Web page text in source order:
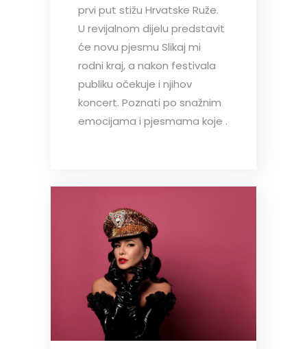
prvi put stižu Hrvatske Ruže.
U revijalnom dijelu predstavit
će novu pjesmu Slikaj mi
rodni kraj, a nakon festivala
publiku očekuje i njihov
koncert. Poznati po snažnim
emocijama i pjesmama koje .